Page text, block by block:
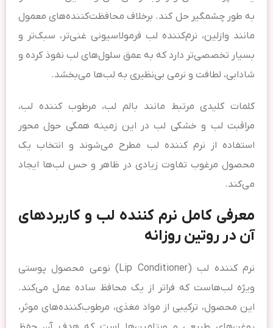
به طور چشمگیر حل کند. برخلاف محافظت‌کننده‌های معمول
مانند وازلین، نرم‌کننده لب فرمولاسیونی غنی‌تر، سبک‌تر و
بسیار تخصصی‌تر دارد که به عمق سلول‌های لب نفوذ کرده و
شادابی، لطافت و نرمی بی‌نظیری به لب‌ها می‌بخشد.
کلمات کلیدی مرتبط مانند بالم لب، مرطوب کننده لب،
مراقبت لب و خشکی لب در این زمینه همگی حول محور
استفاده از نرم کننده لب مطرح می‌شوند و انتخاب یک
محصول مرغوب تفاوت زیادی در ظاهر و حس لب‌ها ایجاد
می‌کند.
معرفی کامل نرم کننده لب و کاربردهای
آن در روتین روزانه
نرم کننده لب (Lip Conditioner) نوعی محصول پوستی
ویژه لب‌هاست که فراتر از یک محافظ ساده عمل می‌کند.
این محصول، ترکیبی از مواد مغذی، مرطوب‌کننده‌های موثر،